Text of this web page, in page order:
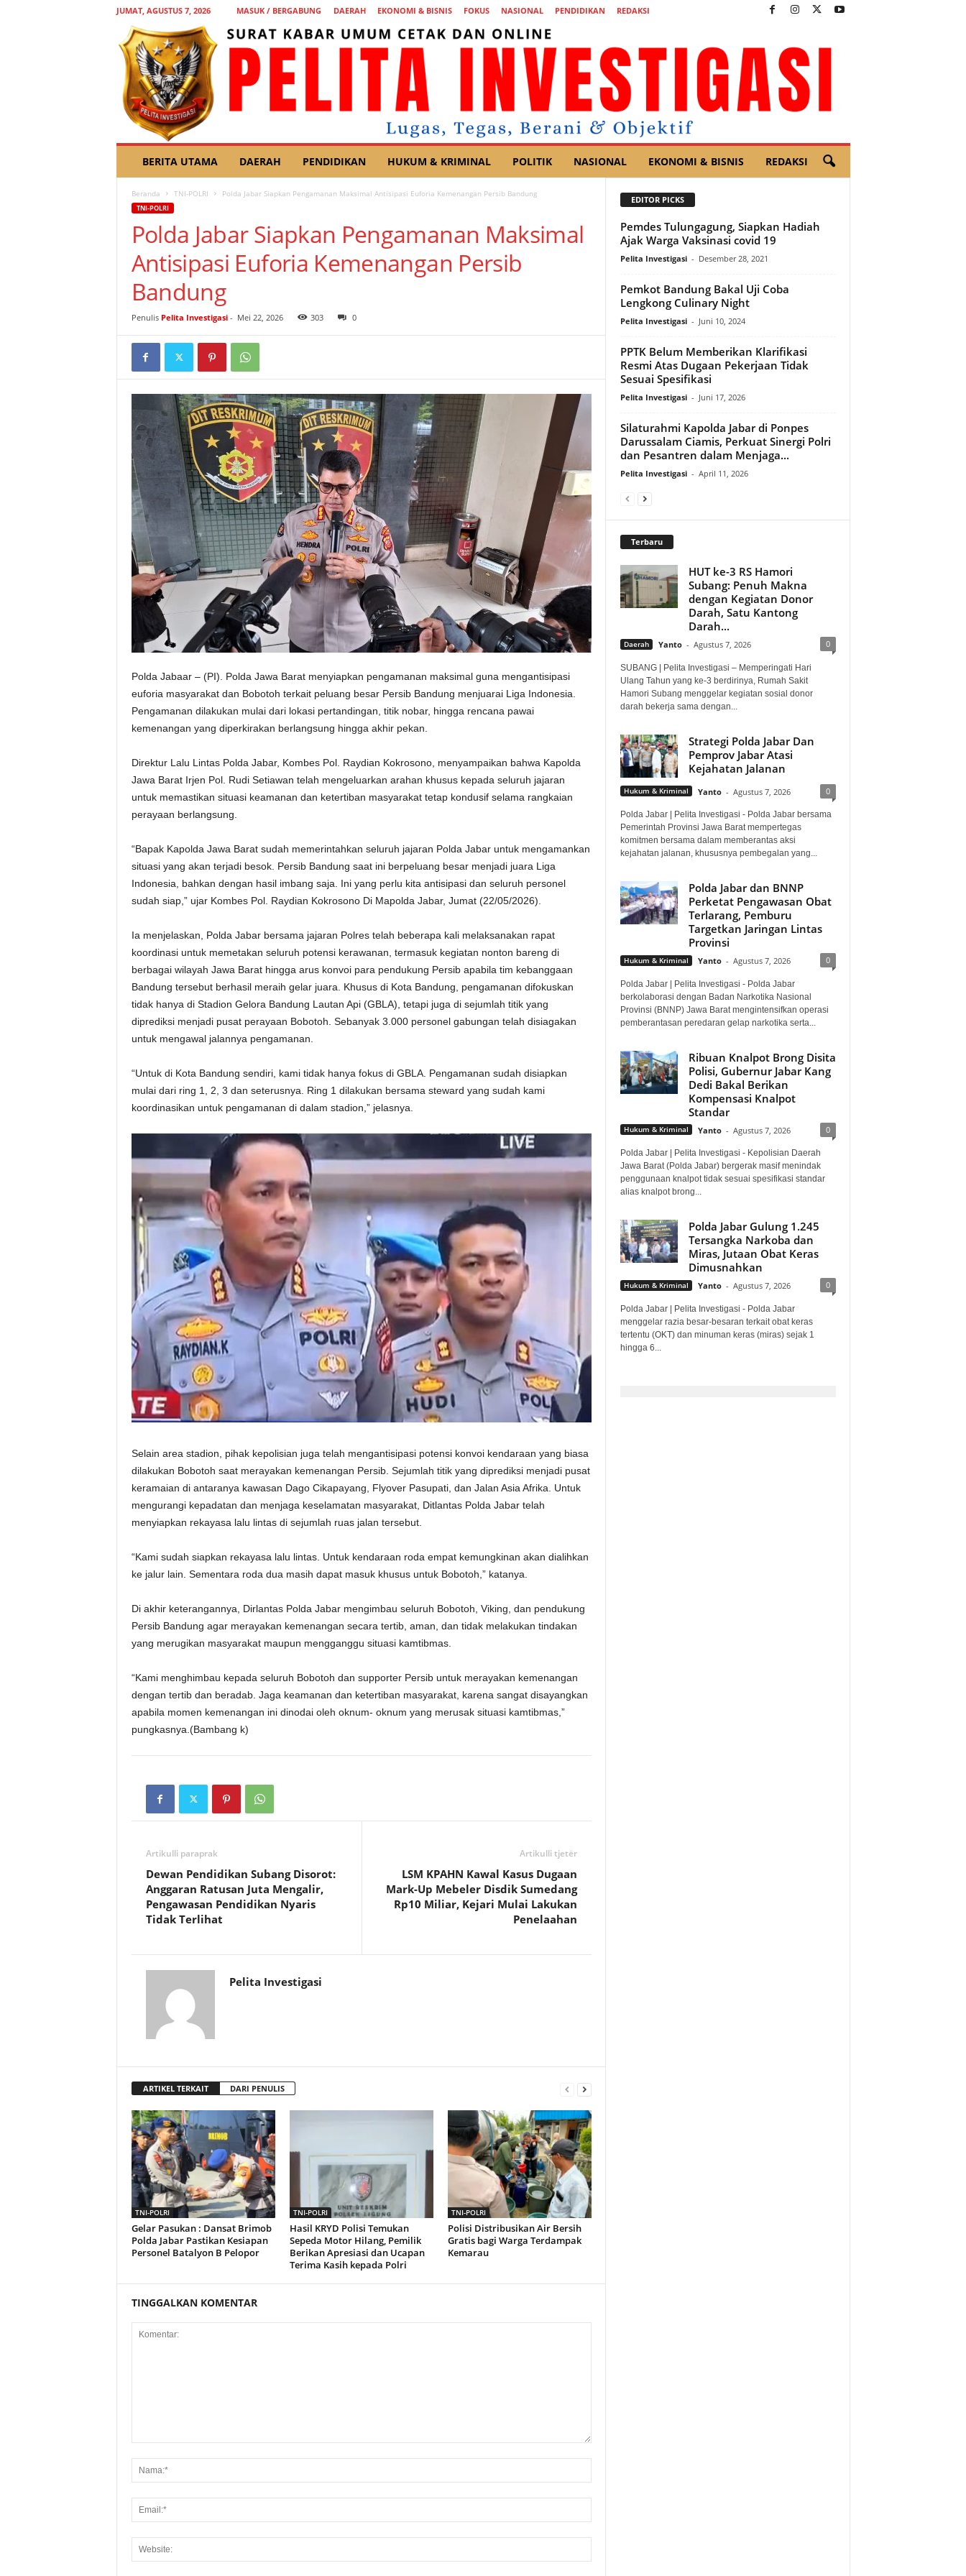
JUMAT, AGUSTUS 7, 2026 MASUK / BERGABUNG DAERAH EKONOMI & BISNIS FOKUS NASIONAL PENDIDIKAN REDAKSI
L
S
BERITA UTAMA DAERAH PENDIDIKAN HUKUM & KRIMINAL POLITIK NASIONAL EKONOMI & BISNIS REDAKSI
Beranda TNI-POLRI Polda Jabar Siapkan Pengamanan Maksimal Antisipasi Euforia Kemenangan Persib Bandung
TNI-POLRI
Polda Jabar Siapkan Pengamanan Maksimal
Antisipasi Euforia Kemenangan Persib
Bandung
Penulis Pelita Investigasi- Mei 22, 2026 303 0
Polda Jabaar – (PI). Polda Jawa Barat menyiapkan pengamanan maksimal guna mengantisipasi
euforia masyarakat dan Bobotoh terkait peluang besar Persib Bandung menjuarai Liga Indonesia.
Pengamanan dilakukan mulai dari lokasi pertandingan, titik nobar, hingga rencana pawai
kemenangan yang diperkirakan berlangsung hingga akhir pekan.
Direktur Lalu Lintas Polda Jabar, Kombes Pol. Raydian Kokrosono, menyampaikan bahwa Kapolda
Jawa Barat Irjen Pol. Rudi Setiawan telah mengeluarkan arahan khusus kepada seluruh jajaran
untuk memastikan situasi keamanan dan ketertiban masyarakat tetap kondusif selama rangkaian
perayaan berlangsung.
“Bapak Kapolda Jawa Barat sudah memerintahkan seluruh jajaran Polda Jabar untuk mengamankan
situasi yang akan terjadi besok. Persib Bandung saat ini berpeluang besar menjadi juara Liga
Indonesia, bahkan dengan hasil imbang saja. Ini yang perlu kita antisipasi dan seluruh personel
sudah siap,” ujar Kombes Pol. Raydian Kokrosono Di Mapolda Jabar, Jumat (22/05/2026).
Ia menjelaskan, Polda Jabar bersama jajaran Polres telah beberapa kali melaksanakan rapat
koordinasi untuk memetakan seluruh potensi kerawanan, termasuk kegiatan nonton bareng di
berbagai wilayah Jawa Barat hingga arus konvoi para pendukung Persib apabila tim kebanggaan
Bandung tersebut berhasil meraih gelar juara. Khusus di Kota Bandung, pengamanan difokuskan
tidak hanya di Stadion Gelora Bandung Lautan Api (GBLA), tetapi juga di sejumlah titik yang
diprediksi menjadi pusat perayaan Bobotoh. Sebanyak 3.000 personel gabungan telah disiagakan
untuk mengawal jalannya pengamanan.
“Untuk di Kota Bandung sendiri, kami tidak hanya fokus di GBLA. Pengamanan sudah disiapkan
mulai dari ring 1, 2, 3 dan seterusnya. Ring 1 dilakukan bersama steward yang sudah kami
koordinasikan untuk pengamanan di dalam stadion,” jelasnya.
Selain area stadion, pihak kepolisian juga telah mengantisipasi potensi konvoi kendaraan yang biasa
dilakukan Bobotoh saat merayakan kemenangan Persib. Sejumlah titik yang diprediksi menjadi pusat
keramaian di antaranya kawasan Dago Cikapayang, Flyover Pasupati, dan Jalan Asia Afrika. Untuk
mengurangi kepadatan dan menjaga keselamatan masyarakat, Ditlantas Polda Jabar telah
menyiapkan rekayasa lalu lintas di sejumlah ruas jalan tersebut.
“Kami sudah siapkan rekayasa lalu lintas. Untuk kendaraan roda empat kemungkinan akan dialihkan
ke jalur lain. Sementara roda dua masih dapat masuk khusus untuk Bobotoh,” katanya.
Di akhir keterangannya, Dirlantas Polda Jabar mengimbau seluruh Bobotoh, Viking, dan pendukung
Persib Bandung agar merayakan kemenangan secara tertib, aman, dan tidak melakukan tindakan
yang merugikan masyarakat maupun mengganggu situasi kamtibmas.
“Kami menghimbau kepada seluruh Bobotoh dan supporter Persib untuk merayakan kemenangan
dengan tertib dan beradab. Jaga keamanan dan ketertiban masyarakat, karena sangat disayangkan
apabila momen kemenangan ini dinodai oleh oknum- oknum yang merusak situasi kamtibmas,”
pungkasnya.(Bambang k)
Artikulli paraprak
Dewan Pendidikan Subang Disorot:
Anggaran Ratusan Juta Mengalir,
Pengawasan Pendidikan Nyaris
Tidak Terlihat
Artikulli tjetër
LSM KPAHN Kawal Kasus Dugaan
Mark-Up Mebeler Disdik Sumedang
Rp10 Miliar, Kejari Mulai Lakukan
Penelaahan
Pelita Investigasi
ARTIKEL TERKAIT DARI PENULIS
TNI-POLRI
Gelar Pasukan : Dansat Brimob
Polda Jabar Pastikan Kesiapan
Personel Batalyon B Pelopor
TNI-POLRI
Hasil KRYD Polisi Temukan
Sepeda Motor Hilang, Pemilik
Berikan Apresiasi dan Ucapan
Terima Kasih kepada Polri
TNI-POLRI
Polisi Distribusikan Air Bersih
Gratis bagi Warga Terdampak
Kemarau
TINGGALKAN KOMENTAR
EDITOR PICKS
Pemdes Tulungagung, Siapkan Hadiah
Ajak Warga Vaksinasi covid 19
Pelita Investigasi - Desember 28, 2021
Pemkot Bandung Bakal Uji Coba
Lengkong Culinary Night
Pelita Investigasi - Juni 10, 2024
PPTK Belum Memberikan Klarifikasi
Resmi Atas Dugaan Pekerjaan Tidak
Sesuai Spesifikasi
Pelita Investigasi - Juni 17, 2026
Silaturahmi Kapolda Jabar di Ponpes
Darussalam Ciamis, Perkuat Sinergi Polri
dan Pesantren dalam Menjaga...
Pelita Investigasi - April 11, 2026
Terbaru
HUT ke-3 RS Hamori
Subang: Penuh Makna
dengan Kegiatan Donor
Darah, Satu Kantong
Darah...
Daerah Yanto - Agustus 7, 2026 0
SUBANG | Pelita Investigasi – Memperingati Hari
Ulang Tahun yang ke-3 berdirinya, Rumah Sakit
Hamori Subang menggelar kegiatan sosial donor
darah bekerja sama dengan...
Strategi Polda Jabar Dan
Pemprov Jabar Atasi
Kejahatan Jalanan
Hukum & Kriminal Yanto - Agustus 7, 2026 0
Polda Jabar | Pelita Investigasi - Polda Jabar bersama
Pemerintah Provinsi Jawa Barat mempertegas
komitmen bersama dalam memberantas aksi
kejahatan jalanan, khususnya pembegalan yang...
Polda Jabar dan BNNP
Perketat Pengawasan Obat
Terlarang, Pemburu
Targetkan Jaringan Lintas
Provinsi
Hukum & Kriminal Yanto - Agustus 7, 2026 0
Polda Jabar | Pelita Investigasi - Polda Jabar
berkolaborasi dengan Badan Narkotika Nasional
Provinsi (BNNP) Jawa Barat mengintensifkan operasi
pemberantasan peredaran gelap narkotika serta...
Ribuan Knalpot Brong Disita
Polisi, Gubernur Jabar Kang
Dedi Bakal Berikan
Kompensasi Knalpot
Standar
Hukum & Kriminal Yanto - Agustus 7, 2026 0
Polda Jabar | Pelita Investigasi - Kepolisian Daerah
Jawa Barat (Polda Jabar) bergerak masif menindak
penggunaan knalpot tidak sesuai spesifikasi standar
alias knalpot brong...
Polda Jabar Gulung 1.245
Tersangka Narkoba dan
Miras, Jutaan Obat Keras
Dimusnahkan
Hukum & Kriminal Yanto - Agustus 7, 2026 0
Polda Jabar | Pelita Investigasi - Polda Jabar
menggelar razia besar-besaran terkait obat keras
tertentu (OKT) dan minuman keras (miras) sejak 1
hingga 6...